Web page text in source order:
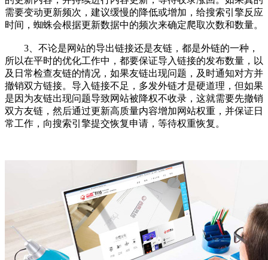
需要变动更新频次，建议缓慢的降低或增加，给搜索引擎反应
时间，蜘蛛会根据更新数据中的频次来确定爬取次数和数量。
3、不论是网站的导出链接还是友链，都是外链的一种，
所以在平时的优化工作中，都要保证导入链接的发布数量，以
及日常检查友链的情况，如果友链出现问题，及时通知对方并
撤销双方链接。导入链接不足，多发外链才是硬道理，但如果
是因为友链出现问题导致网站被降权不收录，这就需要先撤销
双方友链，然后通过更新高质量内容增加网站权重，并保证日
常工作，向搜索引擎提交恢复申请，等待权重恢复。